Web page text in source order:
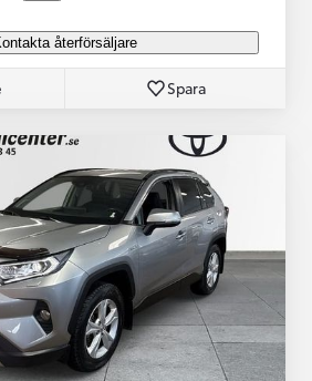
återförsäljare
Spara